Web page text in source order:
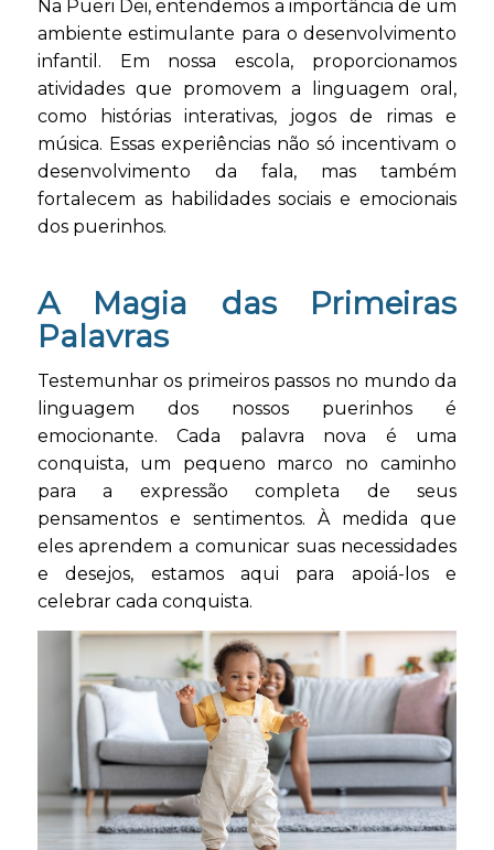
Na Pueri Dei, entendemos a importância de um
ambiente estimulante para o desenvolvimento
infantil. Em nossa escola, proporcionamos
atividades que promovem a linguagem oral,
como histórias interativas, jogos de rimas e
música. Essas experiências não só incentivam o
desenvolvimento da fala, mas também
fortalecem as habilidades sociais e emocionais
dos puerinhos.
A Magia das Primeiras
Palavras
Testemunhar os primeiros passos no mundo da
linguagem dos nossos puerinhos é
emocionante. Cada palavra nova é uma
conquista, um pequeno marco no caminho
para a expressão completa de seus
pensamentos e sentimentos. À medida que
eles aprendem a comunicar suas necessidades
e desejos, estamos aqui para apoiá-los e
celebrar cada conquista.